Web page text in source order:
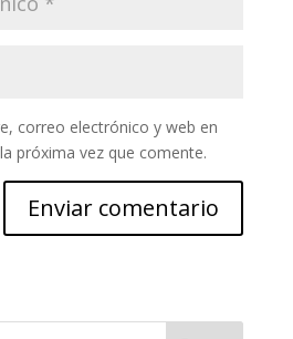
correo electrónico y web en
próxima vez que comente.